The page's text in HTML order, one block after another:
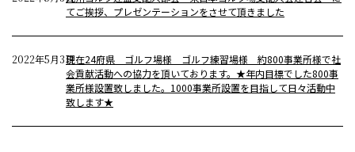
てご挨拶、プレゼンテーションをさせて頂きました
2022年5月3日現在24府県 ゴルフ場様 ゴルフ練習場様 約800事業所様で社
会貢献活動への協力を頂いております。★年内目標でした800事
業所様設置致しました。1000事業所設置を目指して日々活動中
致します★